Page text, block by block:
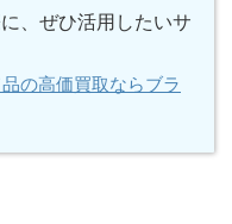
、ぜひ活用したいサ
の高価買取ならブラ